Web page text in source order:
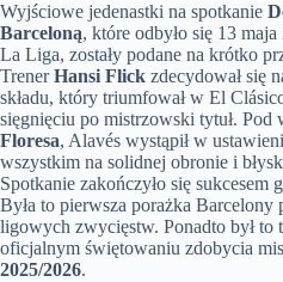
Wyjściowe jedenastki na spotkanie
Barceloną, które odbyło się 13
La Liga, zostały podane na krótko
TrenerHansi Flick zdecydował się
składu, który triumfował w El
sięgnięciu po mistrzowski tytuł. Pod
Floresa, Alavés wystąpił w
wszystkim na solidnej obronie i
Spotkanie zakończyło się
Była to pierwsza porażka Barcelony
ligowych zwycięstw. Ponadto był to
oficjalnym świętowaniu zdobycia
2025/2026.